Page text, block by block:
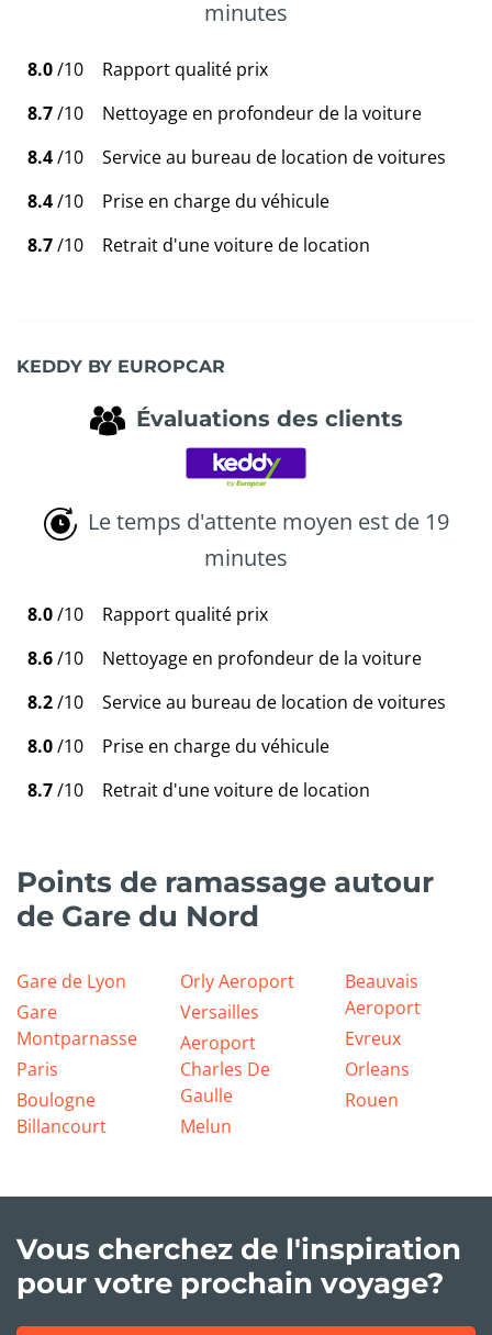
minutes
8.0/10
Rapport qualité prix
8.7/10
Nettoyage en profondeur de la voiture
8.4/10
Service au bureau de location de voitures
8.4/10
Prise en charge du véhicule
8.7/10 Retrait d'une voiture de location
KEDDY BY EUROPCAR
Évaluations des clients
Le temps d'attente moyen est de 19
minutes
8.0/10
Rapport qualité prix
8.6/10
Nettoyage en profondeur de la voiture
8.2/10
Service au bureau de location de voitures
8.0/10
Prise en charge du véhicule
8.7/10 Retrait d'une voiture de location
Points de ramassage autour
de Gare du Nord
Gare de Lyon
Gare
Montparnasse
Paris
Boulogne
Billancourt
Orly Aeroport
Versailles
Aeroport
Charles De
Gaulle
Melun
Beauvais
Aeroport
Evreux
Orleans
Rouen
Vous cherchez de l'inspiration
pour votre prochain voyage?